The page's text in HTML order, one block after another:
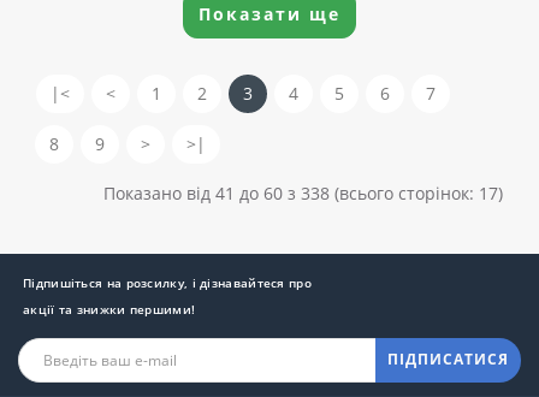
Показати ще
|< < 1 2 3 4 5 6 7
8 9 > >|
Показано від 41 до 60 з 338 (всього сторінок: 17)
Підпишіться на розсилку, і дізнавайтеся про
акції та знижки першими!
ПІДПИСАТИСЯ